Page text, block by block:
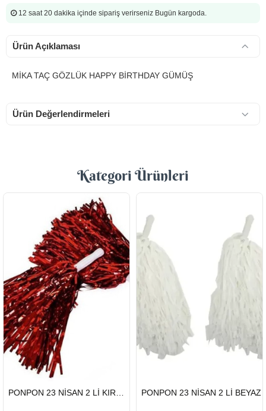
12 saat 20 dakika içinde sipariş verirseniz Bugün kargoda.
Ürün Açıklaması
MİKA TAÇ GÖZLÜK HAPPY BİRTHDAY GÜMÜŞ
Ürün Değerlendirmeleri
Kategori Ürünleri
HIZLI
GÖNDERİ
PONPON 23 NİSAN 2 Lİ KIRMIZI
HIZLI
GÖNDERİ
PONPON 23 NİSAN 2 Lİ BEYAZ